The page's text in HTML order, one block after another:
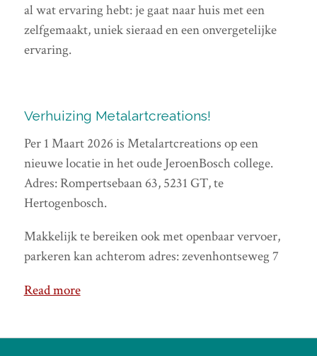
al wat ervaring hebt: je gaat naar huis met een
zelfgemaakt, uniek sieraad en een onvergetelijke
ervaring.
Verhuizing Metalartcreations!
Per 1 Maart 2026 is Metalartcreations op een
nieuwe locatie in het oude JeroenBosch college.
Adres: Rompertsebaan 63, 5231 GT, te
Hertogenbosch.
Makkelijk te bereiken ook met openbaar vervoer,
parkeren kan achterom adres: zevenhontseweg 7
Read more